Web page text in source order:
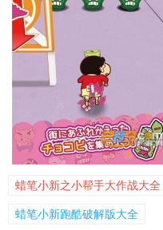
蜡笔小新之小帮手大作战大全
蜡笔小新跑酷破解版大全